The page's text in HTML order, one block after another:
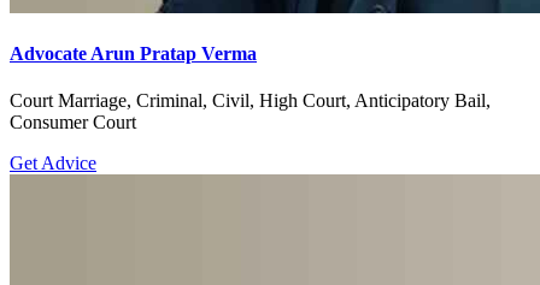
Advocate Arun Pratap Verma
Court Marriage, Criminal, Civil, High Court, Anticipatory Bail,
Consumer Court
Get Advice